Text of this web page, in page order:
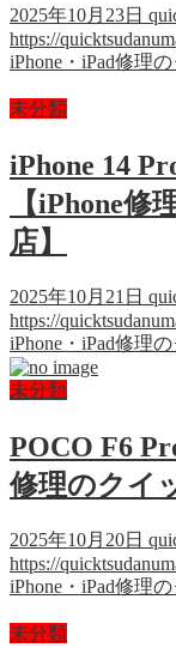
2025年10月23日
https://
iPhone・iPad修理
未分類
iPhone 14
【iPhone修
店】
2025年10月21日
https://
iPhone・iPad修理
未分類
POCO F6
修理のクイ
2025年10月20日
https://
iPhone・iPad修理
未分類